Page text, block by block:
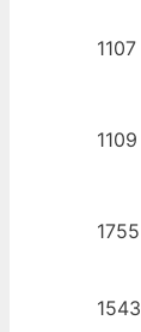
1107
1109
1755
1543